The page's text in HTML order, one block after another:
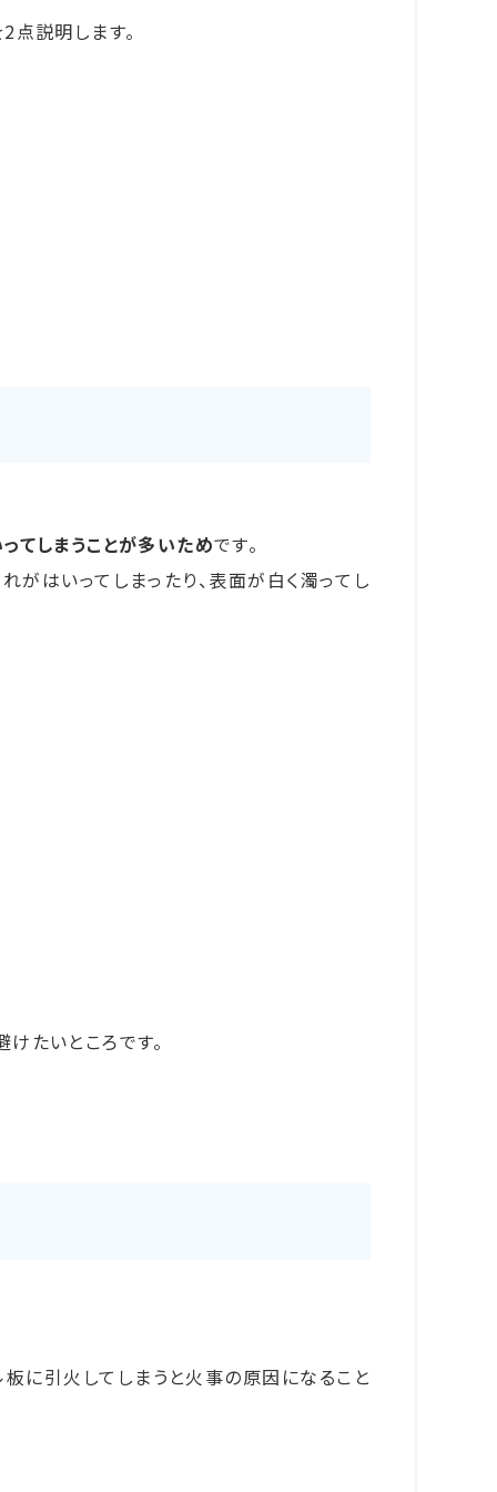
2点説明します。
てしまうことが多いためです。
はいってしまったり、表面が白く濁ってし
たいところです。
に引火してしまうと火事の原因になること